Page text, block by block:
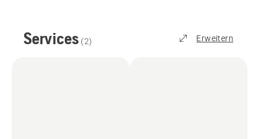
Services (2) Erweitern